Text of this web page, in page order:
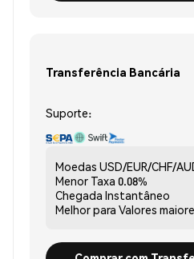
Transferência Bancária
Suporte:
Moedas USD/EUR/CHF/
Menor Taxa 0.08%
Chegada Instantâneo
Melhor para Valores